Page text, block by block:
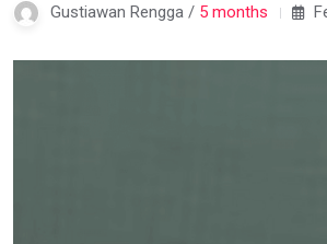
Gustiawan Rengga / 5 months